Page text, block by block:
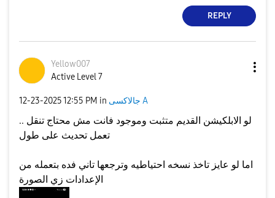
REPLY
Yellow007
Active Level 7
‎12-23-202512:55 PM in جالاكسى A
لو الابلكيشن القديم متثبت وموجود فانت مش محتاج تنقل ..
تعمل تحديث على طول
اما لو عايز تاخذ نسخه احتياطيه وترجعها تاني فده بتعمله من
الإعدادات زي الصورة